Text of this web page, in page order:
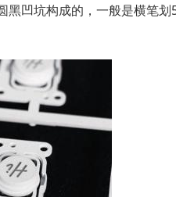
黑凹坑构成的，一般是横笔